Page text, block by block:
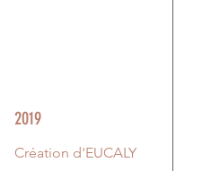
2019
Création d'EUCALY